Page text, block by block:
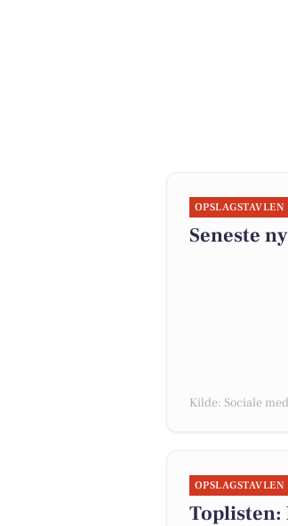
OPSLAGSTAVLEN
Seneste
Kilde: Sociale
OPSLAGSTAVLEN
Toplisten: